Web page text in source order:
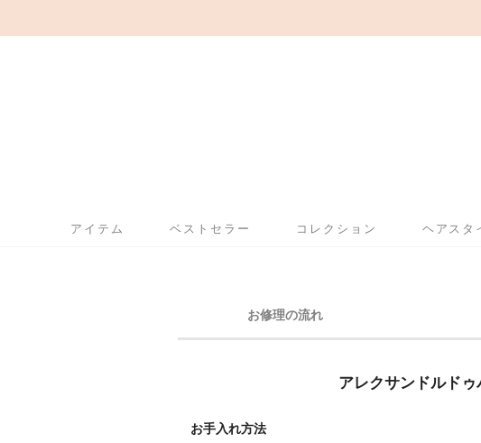
アイテム ベストセラー コレクション ヘアスタ
お修理の流れ
アレクサンドルド
お手入れ方法